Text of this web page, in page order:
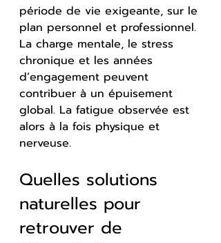
période de vie exigeante, sur le
plan personnel et professionnel.
La charge mentale, le stress
chronique et les années
d’engagement peuvent
contribuer à un épuisement
global. La fatigue observée est
alors à la fois physique et
nerveuse.
Quelles solutions
naturelles pour
retrouver de